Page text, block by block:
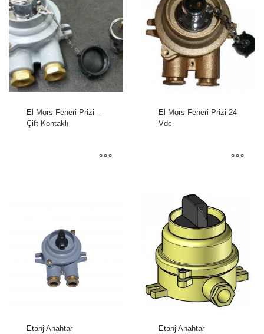
El Mors Feneri Prizi –
Çift Kontaklı
El Mors Feneri Prizi 24
Vdc
Etanj Anahtar
Etanj Anahtar